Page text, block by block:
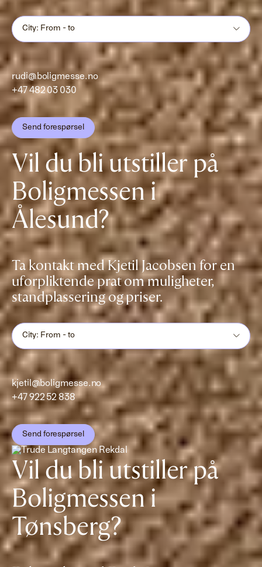
City: From - to
rudi@boligmesse.no
+47 482 03 030
Send forespørsel
Vil du bli utstiller på
Boligmessen i
Ålesund?
Ta kontakt med Kjetil Jacobsen for en
uforpliktende prat om muligheter,
standplassering og priser.
City: From - to
kjetil@boligmesse.no
+47 922 52 838
Send forespørsel
Vil du bli utstiller på
Boligmessen i
Tønsberg?